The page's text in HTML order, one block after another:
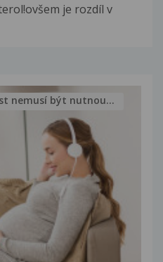
je rozdíl v
nemusí být nutnou...